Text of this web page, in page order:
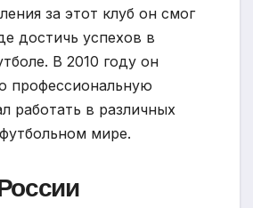
за этот клуб он смог
достичь успехов в
В 2010 году он
профессиональную
работать в различных
мире.